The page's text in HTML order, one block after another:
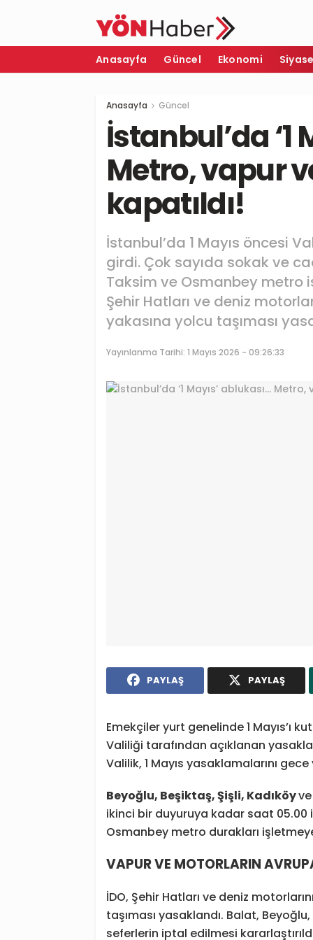
Anasayfa Güncel Ekonomi
Anasayfa Güncel
İstanbul’da ‘1
Metro, vapur
kapatıldı!
İstanbul’da 1 Mayıs öncesi
girdi. Çok sayıda sokak ve
Taksim ve Osmanbey metro
Şehir Hatları ve deniz
yakasına yolcu taşıması
Yayınlanma Tarihi: 1 Mayıs 2026 - 09:26:33
PAYLAŞ PAYLAŞ
Emekçiler yurt genelinde 1 Mayıs’ı
Valiliği tarafından açıklanan
Valilik, 1 Mayıs yasaklamalarını
Beyoğlu, Beşiktaş, Şişli, Kadıköy
ikinci bir duyuruya kadar saat 05.00
Osmanbey metro durakları
VAPUR VE MOTORLARIN
İDO, Şehir Hatları ve deniz
taşıması yasaklandı. Balat,
seferlerin iptal edilmesi